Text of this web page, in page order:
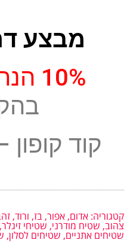
מבצע
10% הנחה
קוד קופון
קטגוריה: אדום, אפור, בז, ורוד,
צהוב, שטיח מודרני, שטיחי זיגלר,
שטיחים אתניים, שטיחים לסלון,